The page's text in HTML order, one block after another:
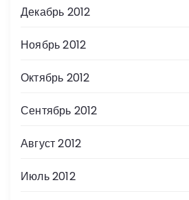
Декабрь 2012
Ноябрь 2012
Октябрь 2012
Сентябрь 2012
Август 2012
Июль 2012